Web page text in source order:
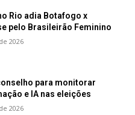
Rio adia Botafogo x
pelo Brasileirão Feminino
2026
para monitorar
e IA nas eleições
2026